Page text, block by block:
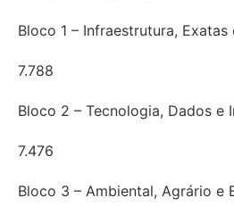
Bloco 1 – Infraestrutura, Exatas
7.788
Bloco 2 – Tecnologia, Dados e
7.476
Bloco 3 – Ambiental, Agrário e